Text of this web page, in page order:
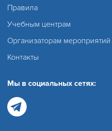
Правила
Учебным центрам
Организаторам мероприятий
Контакты
Мы в социальных сетях: